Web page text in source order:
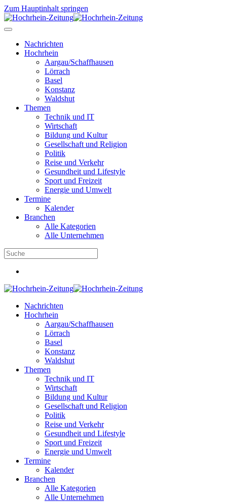
Zum Hauptinhalt springen
Nachrichten
Hochrhein
Aargau/Schaffhausen
Lörrach
Basel
Konstanz
Waldshut
Themen
Technik und IT
Wirtschaft
Bildung und Kultur
Gesellschaft und Religion
Politik
Reise und Verkehr
Gesundheit und Lifestyle
Sport und Freizeit
Energie und Umwelt
Termine
Kalender
Branchen
Alle Kategorien
Alle Unternehmen
Nachrichten
Hochrhein
Aargau/Schaffhausen
Lörrach
Basel
Konstanz
Waldshut
Themen
Technik und IT
Wirtschaft
Bildung und Kultur
Gesellschaft und Religion
Politik
Reise und Verkehr
Gesundheit und Lifestyle
Sport und Freizeit
Energie und Umwelt
Termine
Kalender
Branchen
Alle Kategorien
Alle Unternehmen